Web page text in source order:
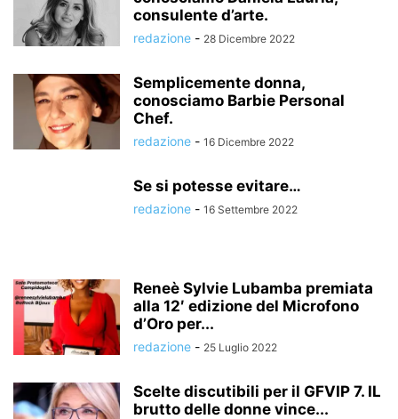
consulente d’arte.
redazione - 28 Dicembre 2022
Semplicemente donna,
conosciamo Barbie Personal
Chef.
redazione - 16 Dicembre 2022
Se si potesse evitare…
redazione - 16 Settembre 2022
Reneè Sylvie Lubamba premiata
alla 12′ edizione del Microfono
d’Oro per...
redazione - 25 Luglio 2022
Scelte discutibili per il GFVIP 7. IL
brutto delle donne vince...